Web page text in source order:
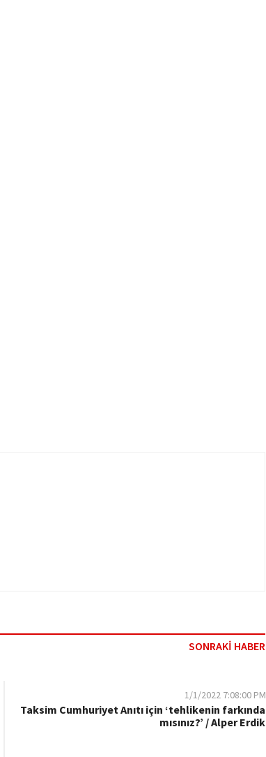
SONRAKİ HABER
1/1/2022 7:08:00 PM
Taksim Cumhuriyet Anıtı için ‘tehlikenin farkında
mısınız?’ / Alper Erdik